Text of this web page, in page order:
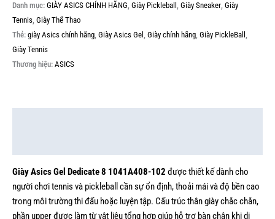
Danh mục: GIÀY ASICS CHÍNH HÃNG, Giày Pickleball , Giày Sneaker, Giày
Tennis, Giày Thể Thao
Thẻ: giày Asics chính hãng, Giày Asics Gel , Giày chính hãng, Giày PickleBall ,
Giày Tennis
Thương hiệu: ASICS
Giày Asics Gel Dedicate 8 1041A408-102 được thiết kế dành cho
người chơi tennis và pickleball cần sự ổn định, thoải mái và độ bền cao
trong môi trường thi đấu hoặc luyện tập. Cấu trúc thân giày chắc chắn,
phần upper được làm từ vật liệu tổng hợp giúp hỗ trợ bàn chân khi di